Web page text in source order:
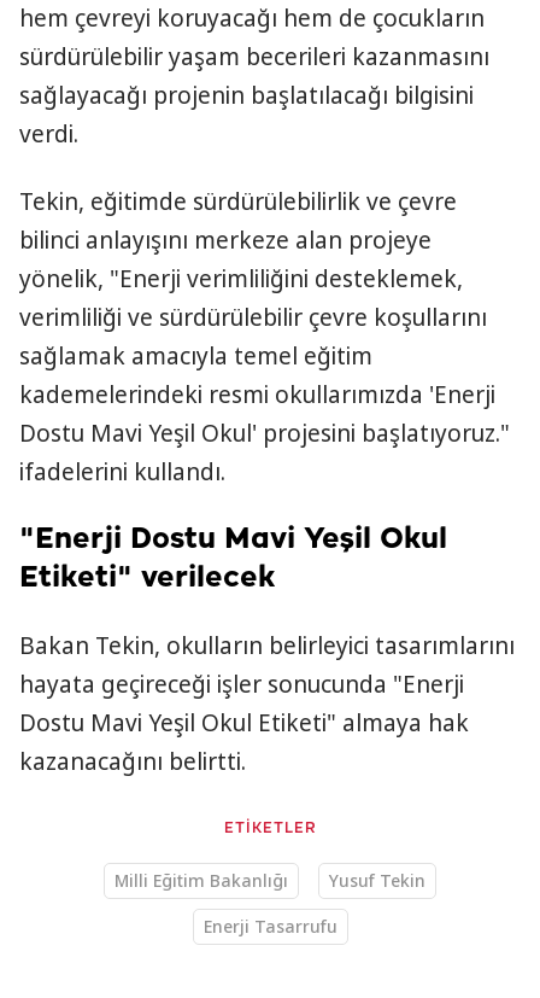
hem çevreyi koruyacağı hem de çocukların
sürdürülebilir yaşam becerileri kazanmasını
sağlayacağı projenin başlatılacağı bilgisini
verdi.
Tekin, eğitimde sürdürülebilirlik ve çevre
bilinci anlayışını merkeze alan projeye
yönelik, "Enerji verimliliğini desteklemek,
verimliliği ve sürdürülebilir çevre koşullarını
sağlamak amacıyla temel eğitim
kademelerindeki resmi okullarımızda 'Enerji
Dostu Mavi Yeşil Okul' projesini başlatıyoruz."
ifadelerini kullandı.
"Enerji Dostu Mavi Yeşil Okul
Etiketi" verilecek
Bakan Tekin, okulların belirleyici tasarımlarını
hayata geçireceği işler sonucunda "Enerji
Dostu Mavi Yeşil Okul Etiketi" almaya hak
kazanacağını belirtti.
ETİKETLER
Milli Eğitim Bakanlığı
Yusuf Tekin
Enerji Tasarrufu